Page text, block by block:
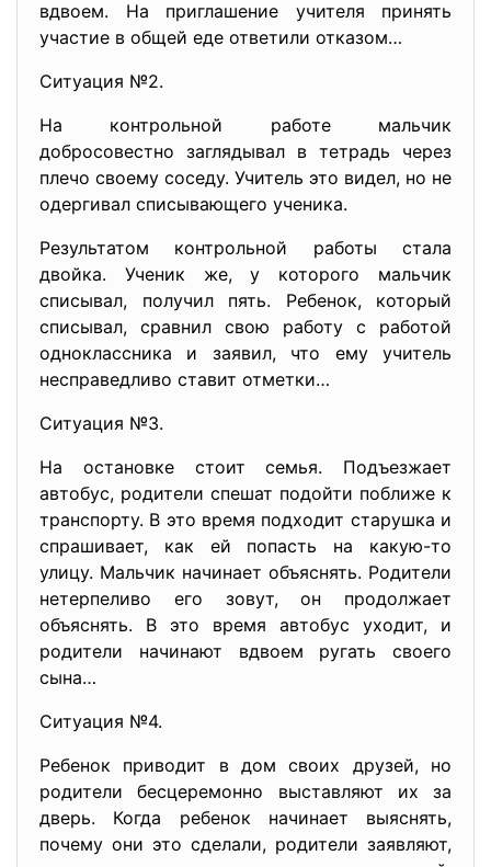
вдвоем. На приглашение учителя принять
участие в общей еде ответили отказом…
Ситуация №2.
На контрольной работе мальчик
добросовестно заглядывал в тетрадь через
плечо своему соседу. Учитель это видел, но не
одергивал списывающего ученика.
Результатом контрольной работы стала
двойка. Ученик же, у которого мальчик
списывал, получил пять. Ребенок, который
списывал, сравнил свою работу с работой
одноклассника и заявил, что ему учитель
несправедливо ставит отметки…
Ситуация №3.
На остановке стоит семья. Подъезжает
автобус, родители спешат подойти поближе к
транспорту. В это время подходит старушка и
спрашивает, как ей попасть на какую-то
улицу. Мальчик начинает объяснять. Родители
нетерпеливо его зовут, он продолжает
объяснять. В это время автобус уходит, и
родители начинают вдвоем ругать своего
сына…
Ситуация №4.
Ребенок приводит в дом своих друзей, но
родители бесцеремонно выставляют их за
дверь. Когда ребенок начинает выяснять,
почему они это сделали, родители заявляют,